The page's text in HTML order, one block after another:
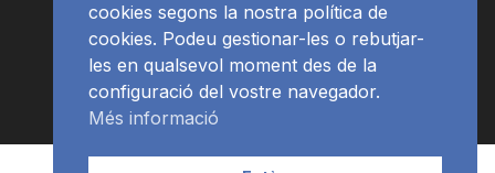
APP Programació
cookies segons la nostra política de
cookies. Podeu gestionar-les o rebutjar-
les en qualsevol moment des de la
configuració del vostre navegador.
Més informació